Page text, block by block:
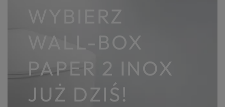
WYBIERZ
WALL-BOX
PAPER 2 INOX
JUŻ DZIŚ!